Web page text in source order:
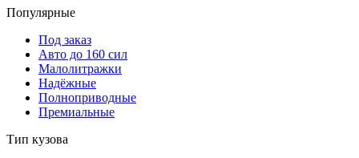
Популярные
Под заказ
Авто до 160 сил
Малолитражки
Надёжные
Полноприводные
Премиальные
Тип кузова